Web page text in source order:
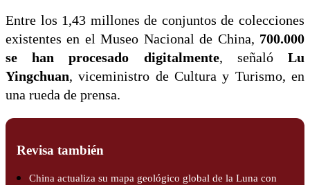
Entre los 1,43 millones de conjuntos de colecciones
existentes en el Museo Nacional de China, 700.000
se han procesado digitalmente, señalóLu
Yingchuan, viceministro de Cultura y Turismo, en
una rueda de prensa.
Revisa también
China actualiza su mapa geológico global de la Luna con